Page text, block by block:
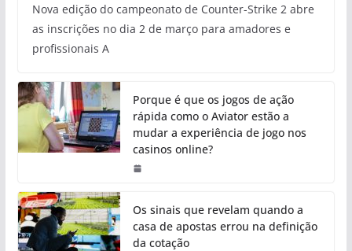
Nova edição do campeonato de Counter-Strike 2 abre
as inscrições no dia 2 de março para amadores e
profissionais A
Porque é que os jogos de ação
rápida como o Aviator estão a
mudar a experiência de jogo nos
casinos online?
Os sinais que revelam quando a
casa de apostas errou na definição
da cotação